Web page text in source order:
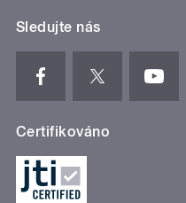
Sledujte nás
Certifikováno